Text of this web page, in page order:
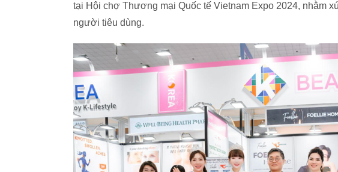
tại Hội chợ Thương mại Quốc tế Vietnam Expo 2024, nhằm
người tiêu dùng.